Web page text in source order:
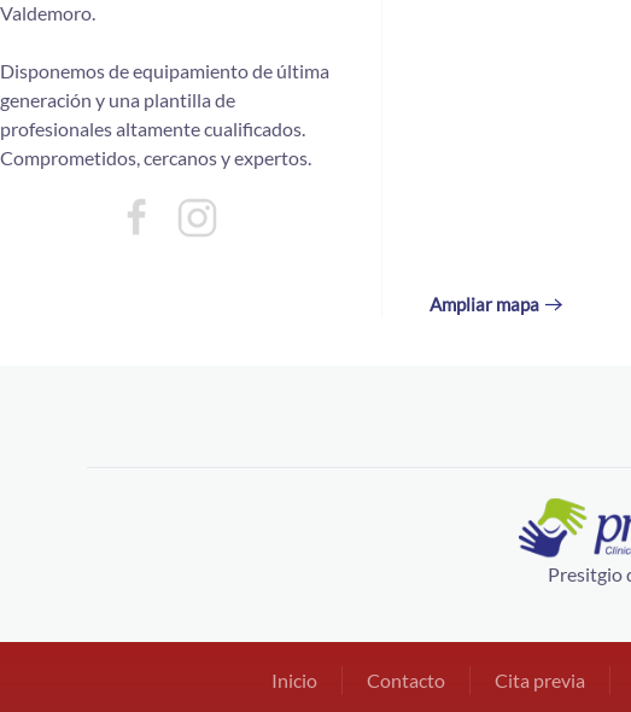
Valdemoro.
Disponemos de equipamiento de última
generación y una plantilla de
profesionales altamente cualificados.
Comprometidos, cercanos y expertos.
Ampliar mapa
Presitgio
Inicio Contacto Cita previa